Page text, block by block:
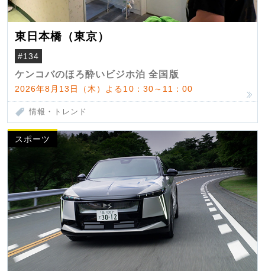
東日本橋（東京）
#134
ケンコバのほろ酔いビジホ泊 全国版
2026年8月13日（木）よる10：30～11：00
情報・トレンド
スポーツ